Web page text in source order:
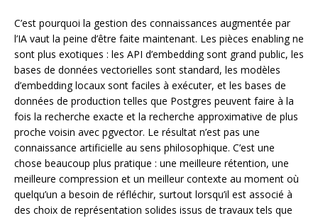
C’est pourquoi la gestion des connaissances augmentée par
l’IA vaut la peine d’être faite maintenant. Les pièces enabling ne
sont plus exotiques : les API d’embedding sont grand public, les
bases de données vectorielles sont standard, les modèles
d’embedding locaux sont faciles à exécuter, et les bases de
données de production telles que Postgres peuvent faire à la
fois la recherche exacte et la recherche approximative de plus
proche voisin avec pgvector. Le résultat n’est pas une
connaissance artificielle au sens philosophique. C’est une
chose beaucoup plus pratique : une meilleure rétention, une
meilleure compression et un meilleur contexte au moment où
quelqu’un a besoin de réfléchir, surtout lorsqu’il est associé à
des choix de représentation solides issus de travaux tels que